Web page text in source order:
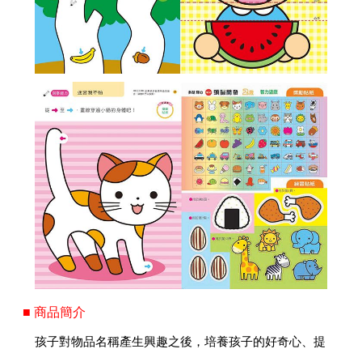
■ 商品簡介
孩子對物品名稱產生興趣之後，培養孩子的好奇心、提